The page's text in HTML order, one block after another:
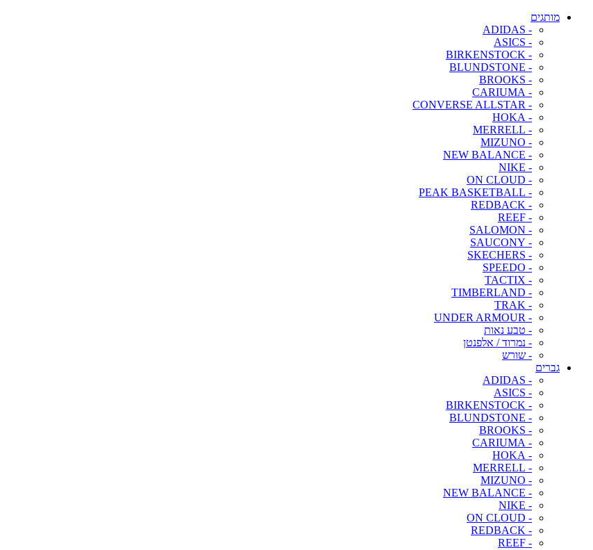
מותגים
- ADIDAS
- ASICS
- BIRKENSTOCK
- BLUNDSTONE
- BROOKS
- CARIUMA
- CONVERSE ALLSTAR
- HOKA
- MERRELL
- MIZUNO
- NEW BALANCE
- NIKE
- ON CLOUD
- PEAK BASKETBALL
- REDBACK
- REEF
- SALOMON
- SAUCONY
- SKECHERS
- SPEEDO
- TACTIX
- TIMBERLAND
- TRAK
- UNDER ARMOUR
- טבע נאות
- נמרוד / אלפנטן
- שורש
גברים
- ADIDAS
- ASICS
- BIRKENSTOCK
- BLUNDSTONE
- BROOKS
- CARIUMA
- HOKA
- MERRELL
- MIZUNO
- NEW BALANCE
- NIKE
- ON CLOUD
- REDBACK
- REEF